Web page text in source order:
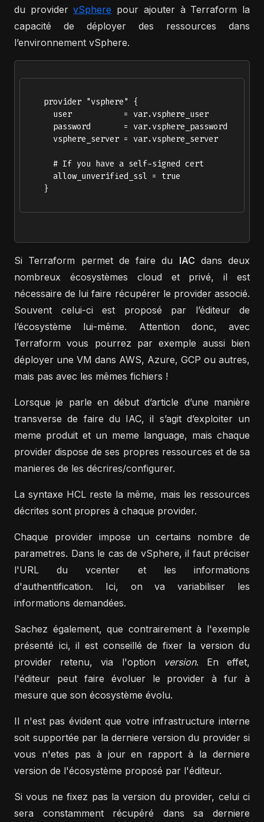
du providervSphere pour ajouter à Terraform la
capacité de déployer des ressources dans
l’environnement vSphere.
    provider "vsphere" {
      user           = var.vsphere_user
      password       = var.vsphere_password
      vsphere_server = var.vsphere_server
      # If you have a self-signed cert
      allow_unverified_ssl = true
    }
Si Terraform permet de faire du IAC dans deux
nombreux écosystèmes cloud et privé, il est
nécessaire de lui faire récupérer le provider associé.
Souvent celui-ci est proposé par l’éditeur de
l’écosystème lui-même. Attention donc, avec
Terraform vous pourrez par exemple aussi bien
déployer une VM dans AWS, Azure, GCP ou autres,
mais pas avec les mêmes fichiers !
Lorsque je parle en début d’article d’une manière
transverse de faire du IAC, il s’agit d’exploiter un
meme produit et un meme language, mais chaque
provider dispose de ses propres ressources et de sa
manieres de les décrires/configurer.
La syntaxe HCL reste la même, mais les ressources
décrites sont propres à chaque provider.
Chaque provider impose un certains nombre de
parametres. Dans le cas de vSphere, il faut préciser
l'URL du vcenter et les informations
d'authentification. Ici, on va variabiliser les
informations demandées.
Sachez également, que contrairement à l'exemple
présenté ici, il est conseillé de fixer la version du
provider retenu, via l'option
version. En effet,
l'éditeur peut faire évoluer le provider à fur à
mesure que son écosystème évolu.
Il n'est pas évident que votre infrastructure interne
soit supportée par la derniere version du provider si
vous n'etes pas à jour en rapport à la derniere
version de l'écosystème proposé par l'éditeur.
Si vous ne fixez pas la version du provider, celui ci
sera constamment récupéré dans sa derniere